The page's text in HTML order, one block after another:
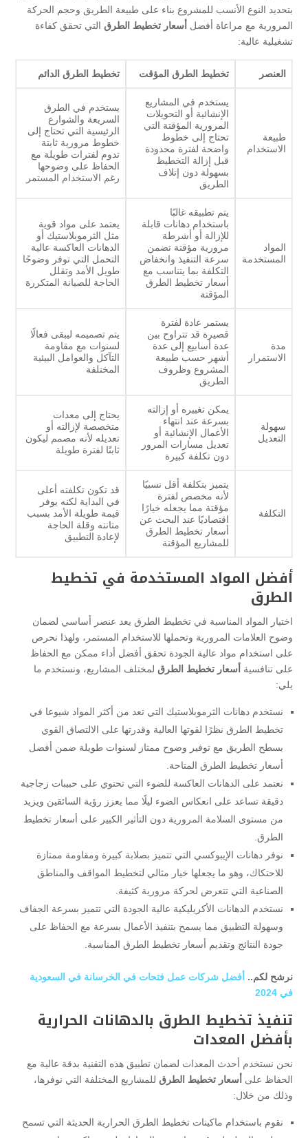
بتحديد النوع الأنسب للمشروع بناء على طبيعة الطريق وحجم الحركة
المرورية مع مراعاة أفضل
أسعار تخطيط الطرق التي تحقق كفاءة
تشغيلية عالية:
العنصر تخطيط الطرق المؤقت تخطيط الطرق الدائم
طبيعة
الاستخدام
يستخدم في المشاريع
الإنشائية أو التحويلات
المرورية المؤقتة التي
تحتاج إلى خطوط
واضحة لفترة محدودة
قبل إزالة التخطيط
بسهولة دون إتلاف
الطريق
يستخدم في الطرق
السريعة والشوارع
الرئيسية التي تحتاج إلى
خطوط مرورية ثابتة
تدوم لفترات طويلة مع
الحفاظ على وضوحها
رغم الاستخدام المستمر
المواد
المستخدمة
يتم تطبيقه غالبًا
باستخدام دهانات قابلة
للإزالة أو أشرطة
مرورية مؤقتة تضمن
سرعة التنفيذ وانخفاض
التكلفة بما يتناسب مع
أسعار تخطيط الطرق
المؤقتة
يعتمد على مواد قوية
مثل الثرموبلاستيك أو
الدهانات العاكسة عالية
التحمل التي توفر وضوحًا
طويل الأمد وتقلل
الحاجة للصيانة المتكررة
مدة
الاستمرار
يستمر عادة لفترة
قصيرة قد تتراوح بين
عدة أسابيع إلى عدة
أشهر حسب طبيعة
المشروع وظروف
الطريق
يتم تصميمه ليبقى فعالًا
لسنوات مع مقاومة
التآكل والعوامل البيئية
المختلفة
سهولة
التعديل
يمكن تغييره أو إزالته
بسرعة عند انتهاء
الأعمال الإنشائية أو
تعديل مسارات المرور
دون تكلفة كبيرة
يحتاج إلى معدات
متخصصة لإزالته أو
تعديله لأنه مصمم ليكون
ثابتًا لفترة طويلة
التكلفة
يتميز بتكلفة أقل نسبيًا
لأنه مخصص لفترة
مؤقتة مما يجعله خيارًا
اقتصاديًا عند البحث عن
أسعار تخطيط الطرق
للمشاريع المؤقتة
قد تكون تكلفته أعلى
في البداية لكنه يوفر
قيمة طويلة الأمد بسبب
متانته وقلة الحاجة
لإعادة التطبيق
أفضل المواد المستخدمة في تخطيط
الطرق
اختيار المواد المناسبة في تخطيط الطرق يعد عنصر أساسي لضمان
وضوح العلامات المرورية وتحملها للاستخدام المستمر، ولهذا نحرص
على استخدام مواد عالية الجودة تحقق أفضل أداء ممكن مع الحفاظ
على تنافسية
أسعار تخطيط الطرق لمختلف المشاريع، ونستخدم ما
يلي:
نستخدم دهانات الثرموبلاستيك التي تعد من أكثر المواد شيوعا في
تخطيط الطرق نظرًا لقوتها العالية وقدرتها على الالتصاق القوي
بسطح الطريق مع توفير وضوح ممتاز لسنوات طويلة ضمن أفضل
أسعار تخطيط الطرق المتاحة.
نعتمد على الدهانات العاكسة للضوء التي تحتوي على حبيبات زجاجية
دقيقة تساعد على انعكاس الضوء ليلًا مما يعزز رؤية السائقين ويزيد
من مستوى السلامة المرورية دون التأثير الكبير على أسعار تخطيط
الطرق.
نوفر دهانات الإيبوكسي التي تتميز بصلابة كبيرة ومقاومة ممتازة
للاحتكاك، وهو ما يجعلها خيار مثالي لتخطيط المواقف والمناطق
الصناعية التي تتعرض لحركة مرورية كثيفة.
نستخدم الدهانات الأكريليكية عالية الجودة التي تتميز بسرعة الجفاف
وسهولة التطبيق مما يسمح بتنفيذ الأعمال بسرعة مع الحفاظ على
جودة النتائج وتقديم أسعار تخطيط الطرق المناسبة.
نرشح لكم.. أفضل شركات عمل فتحات في الخرسانة في السعودية
في 2024
تنفيذ تخطيط الطرق بالدهانات الحرارية
بأفضل المعدات
نحن نستخدم أحدث المعدات لضمان تطبيق هذه التقنية بدقة عالية مع
الحفاظ على
أسعار تخطيط الطرق للمشاريع المختلفة التي نوفرها،
وذلك من خلال:
نقوم باستخدام ماكينات تخطيط الطرق الحرارية الحديثة التي تسمح